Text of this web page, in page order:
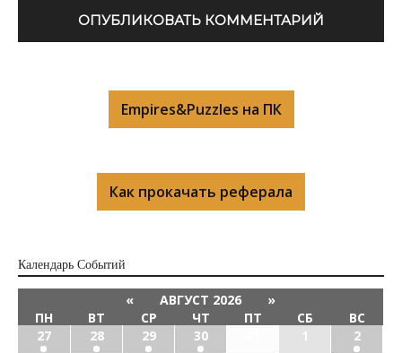
Empires&Puzzles на ПК
Как прокачать реферала
Календарь Cобытий
« АВГУСТ 2026
»
ПН
ВТ СР ЧТ ПТ СБ
ВС
27
28 29 30 1
2